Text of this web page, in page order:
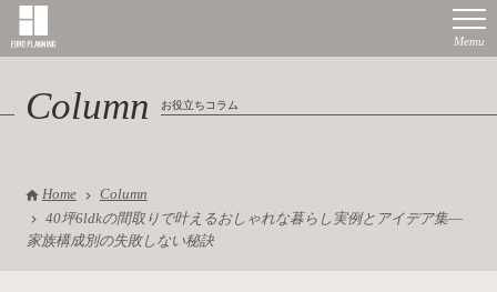
Column お役立ちコラム
Home
Column
40坪6ldkの間取りで叶えるおしゃれな暮らし実例とアイデア集―
家族構成別の失敗しない秘訣